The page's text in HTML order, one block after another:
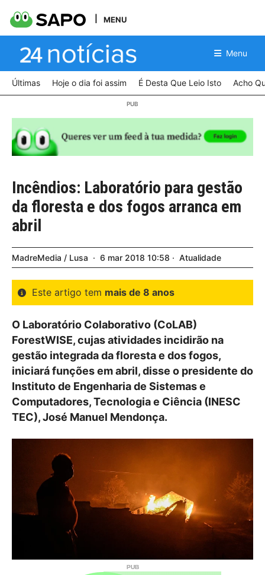
MENU
Menu
Últimas Hoje o dia foi assim É Desta Que Leio Isto Acho
Incêndios: Laboratório para gestão
da floresta e dos fogos arranca em
abril
MadreMedia / Lusa 6 mar 2018 10:58 Atualidade
Este artigo tem mais de 8 anos
O Laboratório Colaborativo (CoLAB)
ForestWISE, cujas atividades incidirão na
gestão integrada da floresta e dos fogos,
iniciará funções em abril, disse o presidente do
Instituto de Engenharia de Sistemas e
Computadores, Tecnologia e Ciência (INESC
TEC), José Manuel Mendonça.